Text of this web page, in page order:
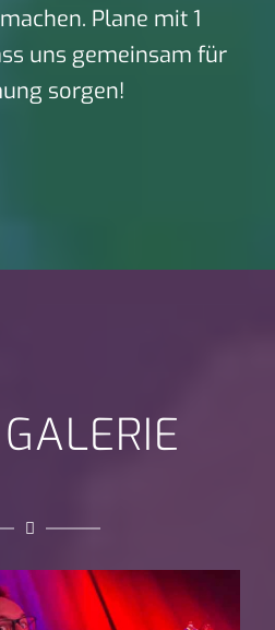
Plane mit 1
uns gemeinsam für
sorgen!